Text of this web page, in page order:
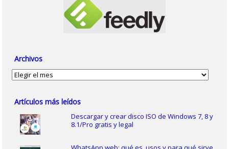
Archivos
Archivos
Artículos más leídos
Descargar y crear disco ISO de Windows 7, 8 y
8.1/Pro gratis y legal